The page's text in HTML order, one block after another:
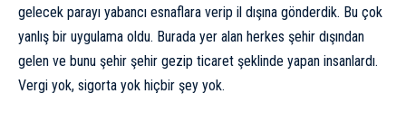
gelecek parayı yabancı esnaflara verip il dışına gönderdik. Bu çok
yanlış bir uygulama oldu. Burada yer alan herkes şehir dışından
gelen ve bunu şehir şehir gezip ticaret şeklinde yapan insanlardı.
Vergi yok, sigorta yok hiçbir şey yok.